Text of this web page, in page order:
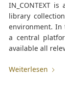
IN_CONTEXT
library
environment. In
a central
available all
Weiterlesen